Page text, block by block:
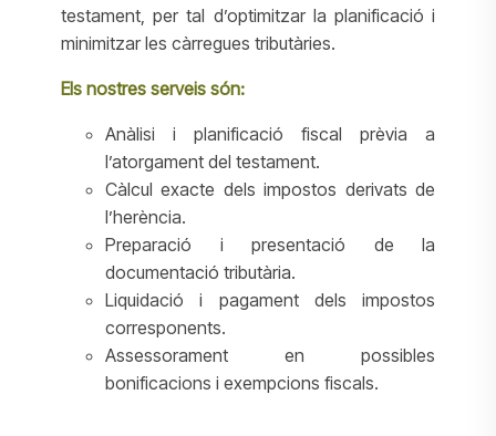
testament, per tal d’optimitzar la planificació i
minimitzar les càrregues tributàries.
Els nostres serveis són:
Anàlisi i planificació fiscal prèvia a
l’atorgament del testament.
Càlcul exacte dels impostos derivats de
l’herència.
Preparació i presentació de la
documentació tributària.
Liquidació i pagament dels impostos
corresponents.
Assessorament en possibles
bonificacions i exempcions fiscals.